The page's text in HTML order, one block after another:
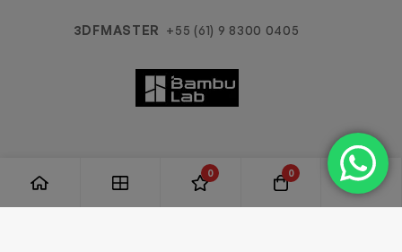
3DFMASTER +55 (61) 9 8300 0405
0 0